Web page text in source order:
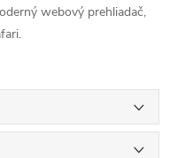
webový prehliadač,